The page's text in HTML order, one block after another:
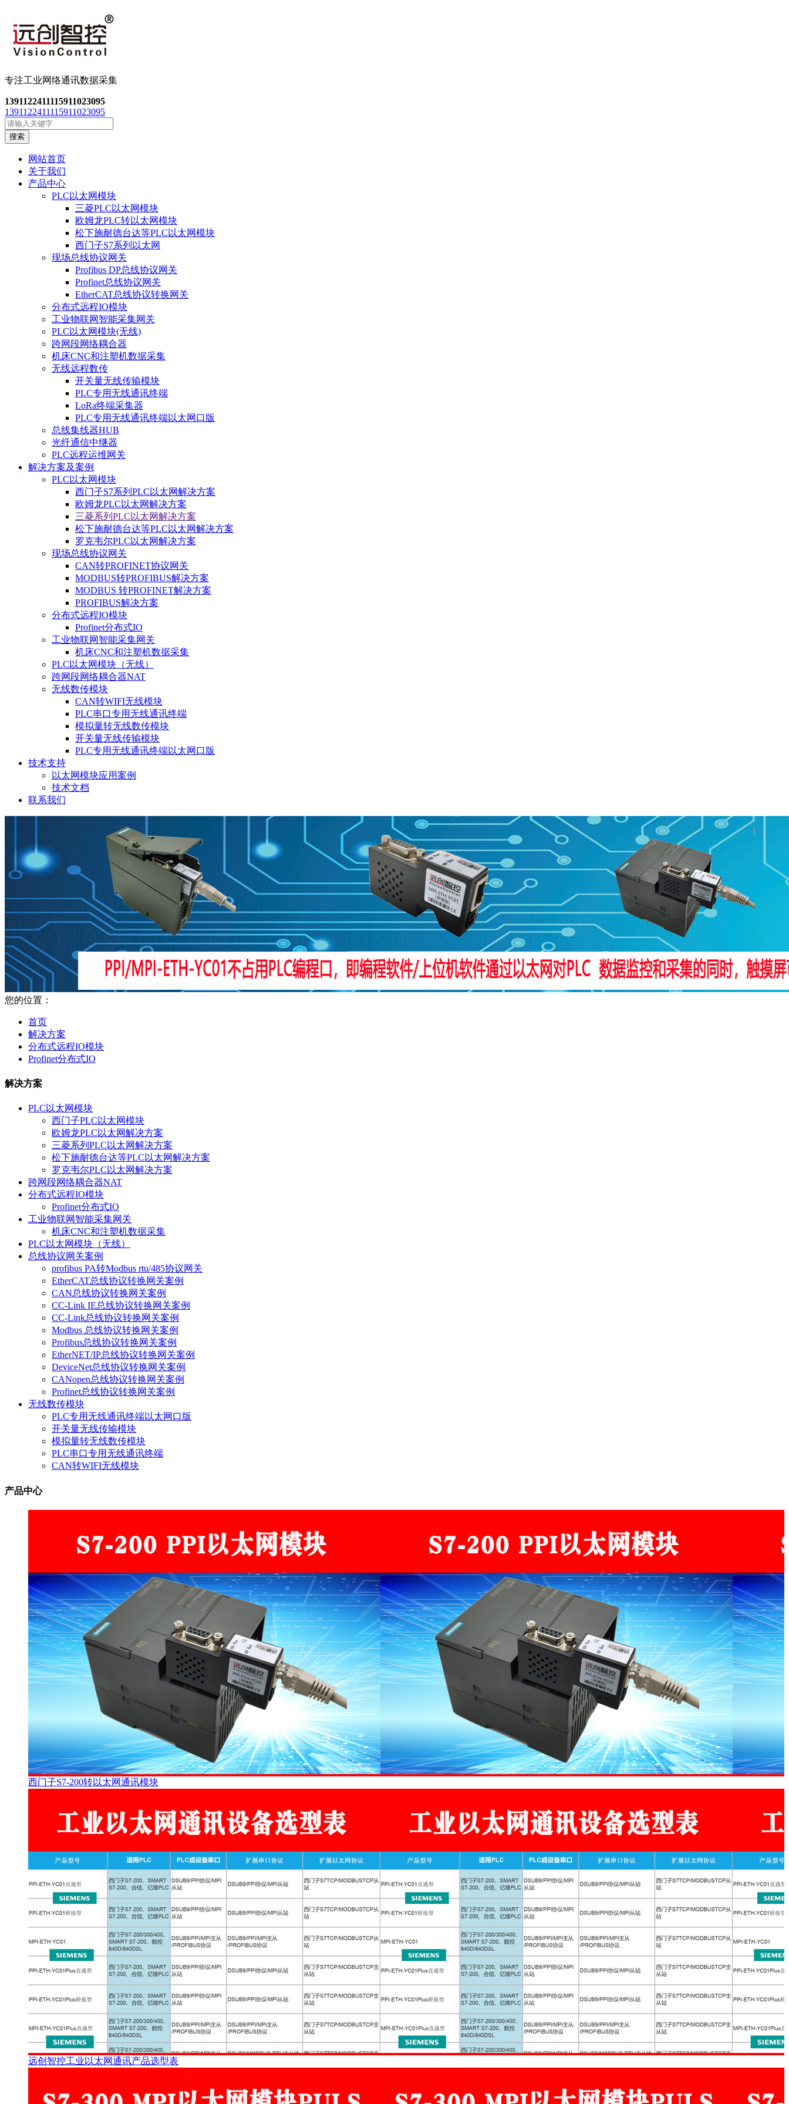
专注工业网络通讯数据采集
1391122411115911023095
1391122411115911023095
搜索
网站首页
关于我们
产品中心
PLC以太网模块
三菱PLC以太网模块
欧姆龙PLC转以太网模块
松下施耐德台达等PLC以太网模块
西门子S7系列以太网
现场总线协议网关
Profibus DP总线协议网关
Profinet总线协议网关
EtherCAT总线协议转换网关
分布式远程IO模块
工业物联网智能采集网关
PLC以太网模块(无线)
跨网段网络耦合器
机床CNC和注塑机数据采集
无线远程数传
开关量无线传输模块
PLC专用无线通讯终端
LoRa终端采集器
PLC专用无线通讯终端以太网口版
总线集线器HUB
光纤通信中继器
PLC远程运维网关
解决方案及案例
PLC以太网模块
西门子S7系列PLC以太网解决方案
欧姆龙PLC以太网解决方案
三菱系列PLC以太网解决方案
松下施耐德台达等PLC以太网解决方案
罗克韦尔PLC以太网解决方案
现场总线协议网关
CAN转PROFINET协议网关
MODBUS转PROFIBUS解决方案
MODBUS 转PROFINET解决方案
PROFIBUS解决方案
分布式远程IO模块
Profinet分布式IO
工业物联网智能采集网关
机床CNC和注塑机数据采集
PLC以太网模块（无线）
跨网段网络耦合器NAT
无线数传模块
CAN转WIFI无线模块
PLC串口专用无线通讯终端
模拟量转无线数传模块
开关量无线传输模块
PLC专用无线通讯终端以太网口版
技术支持
以太网模块应用案例
技术文档
联系我们
您的位置：
首页
解决方案
分布式远程IO模块
Profinet分布式IO
解决方案
PLC以太网模块
西门子PLC以太网模块
欧姆龙PLC以太网解决方案
三菱系列PLC以太网解决方案
松下施耐德台达等PLC以太网解决方案
罗克韦尔PLC以太网解决方案
跨网段网络耦合器NAT
分布式远程IO模块
Profinet分布式IO
工业物联网智能采集网关
机床CNC和注塑机数据采集
PLC以太网模块（无线）
总线协议网关案例
profibus PA转Modbus rtu/485协议网关
EtherCAT总线协议转换网关案例
CAN总线协议转换网关案例
CC-Link IE总线协议转换网关案例
CC-Link总线协议转换网关案例
Modbus 总线协议转换网关案例
Profibus总线协议转换网关案例
EtherNET/IP总线协议转换网关案例
DeviceNet总线协议转换网关案例
CANopen总线协议转换网关案例
Profinet总线协议转换网关案例
无线数传模块
PLC专用无线通讯终端以太网口版
开关量无线传输模块
模拟量转无线数传模块
PLC串口专用无线通讯终端
CAN转WIFI无线模块
产品中心
西门子S7-200转以太网通讯模块
远创智控工业以太网通讯产品选型表